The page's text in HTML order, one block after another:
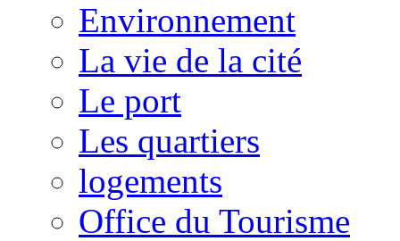
Environnement
La vie de la cité
Le port
Les quartiers
logements
Office du Tourisme